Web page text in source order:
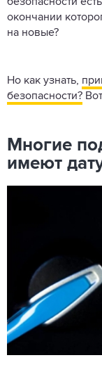
окончании
на новые?
Но как узнать,
безопасности?
Многие
имеют